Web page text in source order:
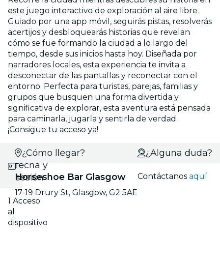
este juego interactivo de exploración al aire libre.
Guiado por una app móvil, seguirás pistas, resolverás
acertijos y desbloquearás historias que revelan
cómo se fue formando la ciudad a lo largo del
tiempo, desde sus inicios hasta hoy. Diseñada por
narradores locales, esta experiencia te invita a
desconectar de las pantallas y reconectar con el
entorno. Perfecta para turistas, parejas, familias y
grupos que busquen una forma divertida y
significativa de explorar, esta aventura está pensada
para caminarla, jugarla y sentirla de verdad.
¡Consigue tu acceso ya!
Selecciona
fecha y
sesión
1 Acceso
al
dispositivo
¿Cómo llegar?
Horseshoe Bar Glasgow
17-19 Drury St, Glasgow, G2 5AE
¿Alguna duda?
Contáctanosaquí